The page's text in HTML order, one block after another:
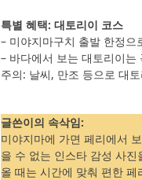
특별 혜택: 대토리이 코스
– 미야지마구치 출발 한정으
– 바다에서 보는 대토리이
주의: 날씨, 만조 등으로 대
글쓴이의 속삭임:
미야지마에 가면 페리에서
을 수 없는 인스타 감성 사
올 때는 시간에 맞춰 편한